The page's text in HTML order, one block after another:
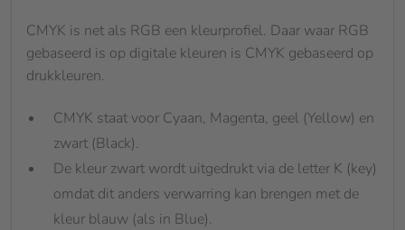
CMYK is net als RGB een kleurprofiel. Daar waar RGB
gebaseerd is op digitale kleuren is CMYK gebaseerd op
drukkleuren.
CMYK staat voor Cyaan, Magenta, geel (Yellow) en
zwart (Black).
De kleur zwart wordt uitgedrukt via de letter K (key)
omdat dit anders verwarring kan brengen met de
kleur blauw (als in Blue).